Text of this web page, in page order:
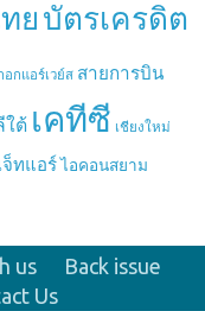
ย บัตรเครดิต
อกแอร์เวย์ส สายการบิน
ใต้ เคทีซี เชียงใหม่
จ็ทแอร์ ไอคอนสยาม
us
Back issue
Us